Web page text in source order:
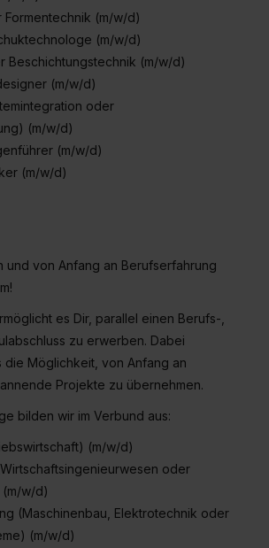
(m/w/d)
(m/w/d)
Beschichtungstechnik (m/w/d)
(m/w/d)
oder
(m/w/d)
(m/w/d)
(m/w/d)
und von Anfang an Berufserfahrung
es Dir, parallel einen Berufs-,
zu erwerben. Dabei
die Möglichkeit, von Anfang an
Projekte zu übernehmen.
bilden wir im Verbund aus:
(m/w/d)
oder
w/d)
(Maschinenbau, Elektrotechnik oder
(m/w/d)